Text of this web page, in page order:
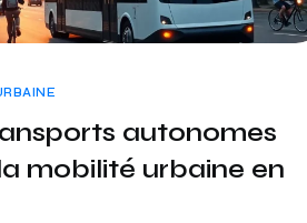
autonomes
mobilité urbaine en